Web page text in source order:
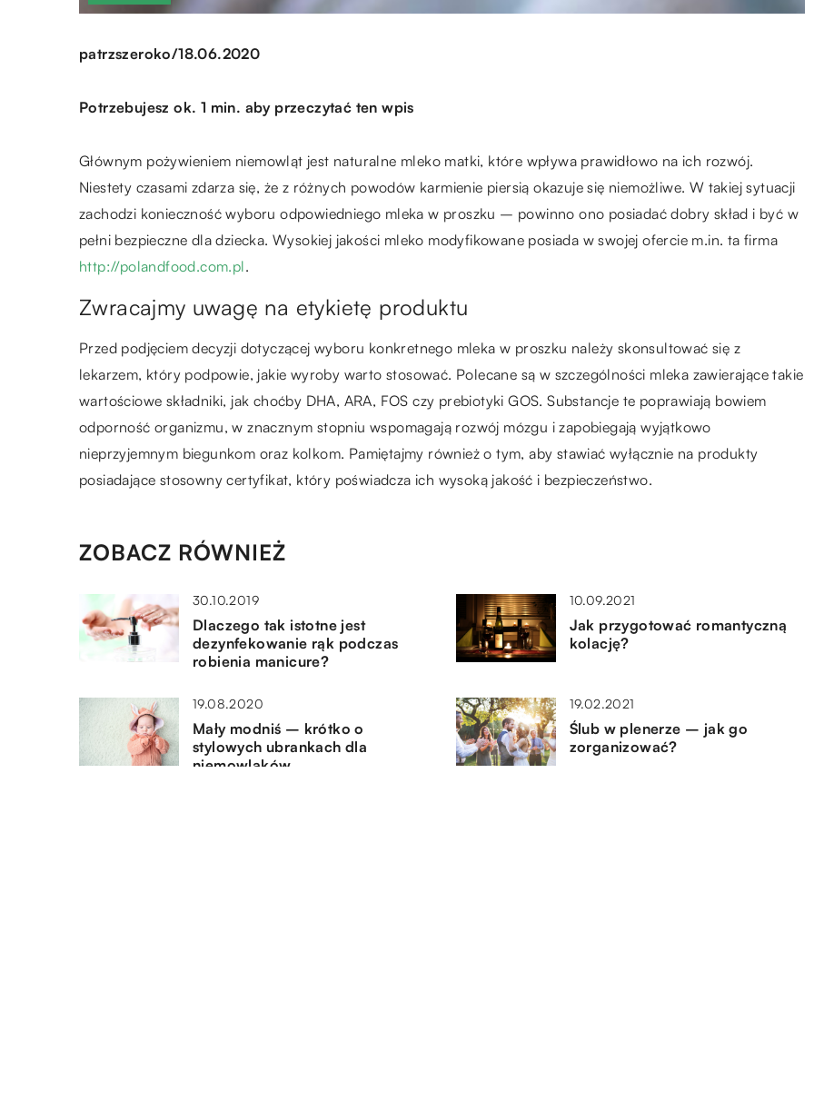
patrzszeroko/18.06.2020
Potrzebujesz ok. 1 min. aby przeczytać ten wpis
Głównym pożywieniem niemowląt jest naturalne mleko matki, które wpływa prawidłowo na ich rozwój.
Niestety czasami zdarza się, że z różnych powodów karmienie piersią okazuje się niemożliwe. W takiej sytuacji
zachodzi konieczność wyboru odpowiedniego mleka w proszku – powinno ono posiadać dobry skład i być w
pełni bezpieczne dla dziecka. Wysokiej jakości mleko modyfikowane posiada w swojej ofercie m.in. ta firma
http://polandfood.com.pl.
Zwracajmy uwagę na etykietę produktu
Przed podjęciem decyzji dotyczącej wyboru konkretnego mleka w proszku należy skonsultować się z
lekarzem, który podpowie, jakie wyroby warto stosować. Polecane są w szczególności mleka zawierające takie
wartościowe składniki, jak choćby DHA, ARA, FOS czy prebiotyki GOS. Substancje te poprawiają bowiem
odporność organizmu, w znacznym stopniu wspomagają rozwój mózgu i zapobiegają wyjątkowo
nieprzyjemnym biegunkom oraz kolkom. Pamiętajmy również o tym, aby stawiać wyłącznie na produkty
posiadające stosowny certyfikat, który poświadcza ich wysoką jakość i bezpieczeństwo.
ZOBACZ RÓWNIEŻ
30.10.2019
Dlaczego tak istotne jest
dezynfekowanie rąk podczas
robienia manicure?
10.09.2021
Jak przygotować romantyczną
kolację?
19.08.2020
Mały modniś – krótko o
stylowych ubrankach dla
niemowlaków
19.02.2021
Ślub w plenerze – jak go
zorganizować?